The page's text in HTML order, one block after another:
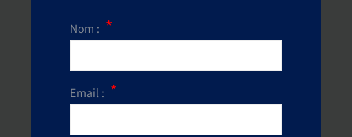
Nom :
Email :